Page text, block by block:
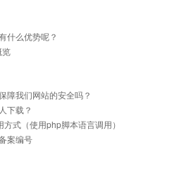
什么优势呢？
览
障我们网站的安全吗？
下载？
式（使用php脚本语言调用）
案编号